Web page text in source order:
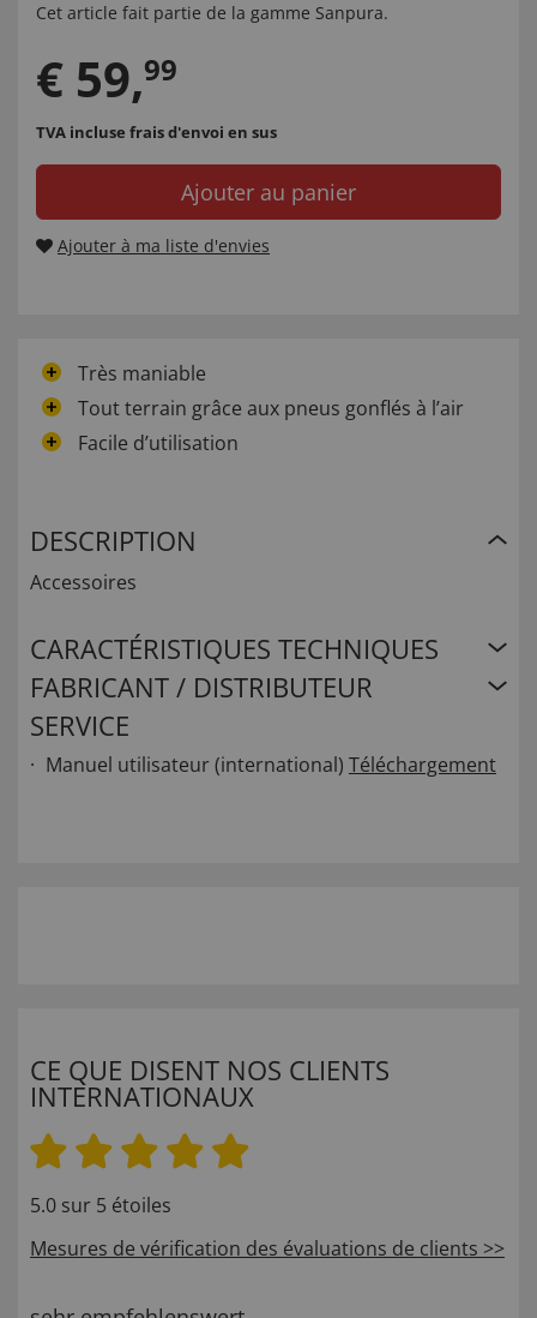
Cet article fait partie de la gamme Sanpura.
€ 59,99
TVA incluse frais d'envoi en sus
Ajouter au panier
Ajouter à ma liste d'envies
Très maniable
Tout terrain grâce aux pneus gonflés à l’air
Facile d’utilisation
DESCRIPTION
Accessoires
CARACTÉRISTIQUES TECHNIQUES
FABRICANT / DISTRIBUTEUR
SERVICE
Manuel utilisateur (international) Téléchargement
CE QUE DISENT NOS CLIENTS
INTERNATIONAUX
5.0 sur 5 étoiles
Mesures de vérification des évaluations de clients >>